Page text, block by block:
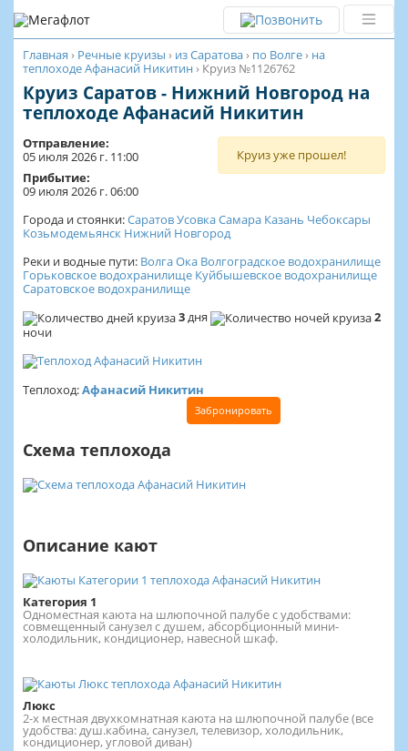
Главная › Речные круизы › из Саратова› по Волге› на
теплоходе Афанасий Никитин › Круиз №1126762
Круиз Саратов - Нижний Новгород на
теплоходе Афанасий Никитин
Отправление:
05 июля 2026 г. 11:00
Прибытие:
09 июля 2026 г. 06:00
Круиз уже прошел!
Города и стоянки:СаратовУсовкаСамара Казань Чебоксары
Козьмодемьянск Нижний Новгород
Реки и водные пути: ВолгаОка Волгоградское водохранилище
Горьковское водохранилище Куйбышевское водохранилище
Саратовское водохранилище
3дня
2
ночи
Теплоход:Афанасий Никитин
Забронировать
Схема теплохода
Описание кают
Категория 1
Одноместная каюта на шлюпочной палубе с удобствами:
совмещенный санузел с душем, абсорбционный мини-
холодильник, кондиционер, навесной шкаф.
Люкс
2-х местная двухкомнатная каюта на шлюпочной палубе (все
удобства: душ.кабина, санузел, телевизор, холодильник,
кондиционер, угловой диван)